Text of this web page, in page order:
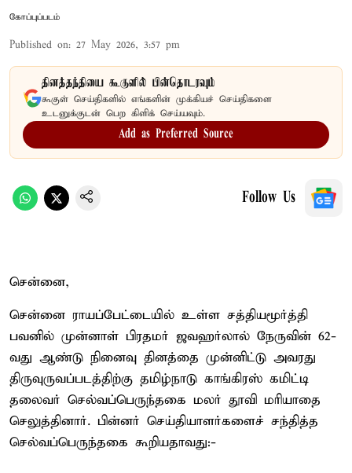
கோப்புப்படம்
Published on: 27 May 2026, 3:57 pm
தினத்தந்தியை கூகுளில் பின்தொடரவும்
கூகுள் செய்திகளில் எங்களின் முக்கியச் செய்திகளை
உடனுக்குடன் பெற கிளிக் செய்யவும்.
Add as Preferred Source
Follow Us
சென்னை,
சென்னை ராயப்பேட்டையில் உள்ள சத்தியமூர்த்தி
பவனில் முன்னாள் பிரதமர் ஜவஹர்லால் நேருவின் 62-
வது ஆண்டு நினைவு தினத்தை முன்னிட்டு அவரது
திருவுருவப்படத்திற்கு தமிழ்நாடு காங்கிரஸ் கமிட்டி
தலைவர் செல்வப்பெருந்தகை மலர் தூவி மரியாதை
செலுத்தினார். பின்னர் செய்தியாளர்களைச் சந்தித்த
செல்வப்பெருந்தகை கூறியதாவது:-